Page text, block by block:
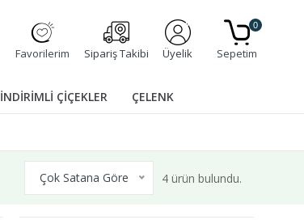
Favorilerim Sipariş Takibi Üyelik Sepetim
0
İNDİRİMLİ ÇİÇEKLER ÇELENK
Çok Satana Göre 4 ürün bulundu.